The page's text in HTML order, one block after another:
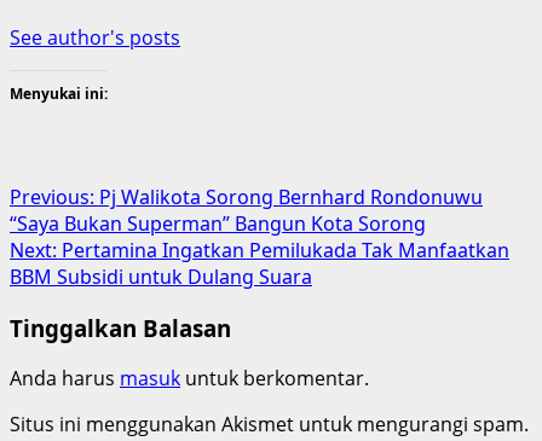
See author's posts
Menyukai ini:
Post
navigation
Previous: Pj Walikota Sorong Bernhard Rondonuwu
“Saya Bukan Superman” Bangun Kota Sorong
Next: Pertamina Ingatkan Pemilukada Tak Manfaatkan
BBM Subsidi untuk Dulang Suara
Tinggalkan Balasan
Anda harus masuk untuk berkomentar.
Situs ini menggunakan Akismet untuk mengurangi spam.